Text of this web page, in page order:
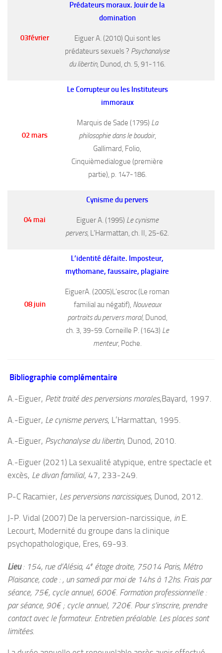
03février
Prédateurs moraux. Jouir de la
domination
Eiguer A. (2010) Qui sont les
prédateurs sexuels ? Psychanalyse
du libertin, Dunod, ch. 5, 91-116.
02 mars
Le Corrupteur ou les Instituteurs
immoraux
Marquis de Sade (1795) La
philosophie dans le boudoir,
Gallimard, Folio,
Cinquièmedialogue (première
partie), p. 147-186.
04 mai
Cynisme du pervers
Eiguer A. (1995) Le cynisme
pervers, L’Harmattan, ch. II, 25-62.
08 juin
L’identité défaite. Imposteur,
mythomane, faussaire, plagiaire
EiguerA. (2005)L’escroc (Le roman
familial au négatif), Nouveaux
portraits du pervers moral, Dunod,
ch. 3, 39-59. Corneille P. (1643) Le
menteur, Poche.
Bibliographie complémentaire
A.-Eiguer, Petit traité des perversions morales,Bayard, 1997.
A.-Eiguer, Le cynisme pervers, L’Harmattan, 1995.
A.-Eiguer, Psychanalyse du libertin, Dunod, 2010.
A.-Eiguer (2021) La sexualité atypique, entre spectacle et
excès, Le divan familial, 47, 233-249.
P-C Racamier, Les perversions narcissiques, Dunod, 2012.
J-P. Vidal (2007) De la perversion-narcissique, inE.
Lecourt, Modernité du groupe dans la clinique
psychopathologique, Eres, 69-93.
Lieu: 154, rue d’Alésia, 4e étage droite, 75014 Paris, Métro
Plaisance, code : , un samedi par moi de 14hs à 12hs. Frais par
séance, 75€, cycle annuel, 600€. Formation professionnelle :
par séance, 90€ ; cycle annuel, 720€. Pour s’inscrire, prendre
contact avec le formateur. Entretien préalable. Les places sont
limitées.